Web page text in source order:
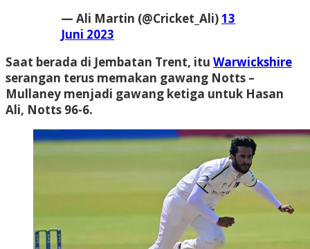
— Ali Martin (@Cricket_Ali)13
Juni 2023
Saat berada di Jembatan Trent, itu Warwickshire
serangan terus memakan gawang Notts –
Mullaney menjadi gawang ketiga untuk Hasan
Ali, Notts 96-6.